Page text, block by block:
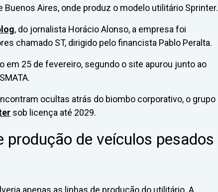
Buenos Aires, onde produz o modelo utilitário Sprinter.
, do jornalista Horácio Alonso, a empresa foi
chamado ST, dirigido pelo financista Pablo Peralta.
em 25 de fevereiro, segundo o site apurou junto ao
ocultas atrás do biombo corporativo, o grupo
sob licença até 2029.
produção de veículos pesados
apenas as linhas de produção do utilitário. A